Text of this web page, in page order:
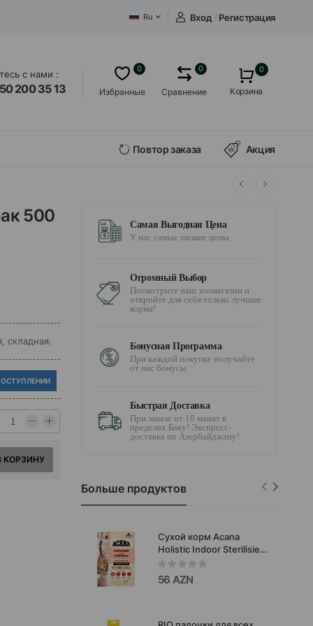
Ru Вход / Регистрация
с нами :
200 35 13 Избранные
0
Сравнение
0 0
Корзина
Повтор заказа Акция
500
складная.
КОРЗИНУ
Самая Выгодная Цена
У нас самые низкие цены
Огромный Выбор
Посмотрите наш зоомагазин и
откройте для себя только лучшие
корма!
Бонусная Программа
При каждой покупке получайте
от нас бонусы
Быстрая Доставка
При заказе от 10 манат в
пределах Баку! Экспресс-
доставка по Азербайджану!
Больше продуктов
Сухой корм Acana
Holistic Indoor Sterilisied
Entrée Chicken with
Herring -
сбалансированный
56 AZN